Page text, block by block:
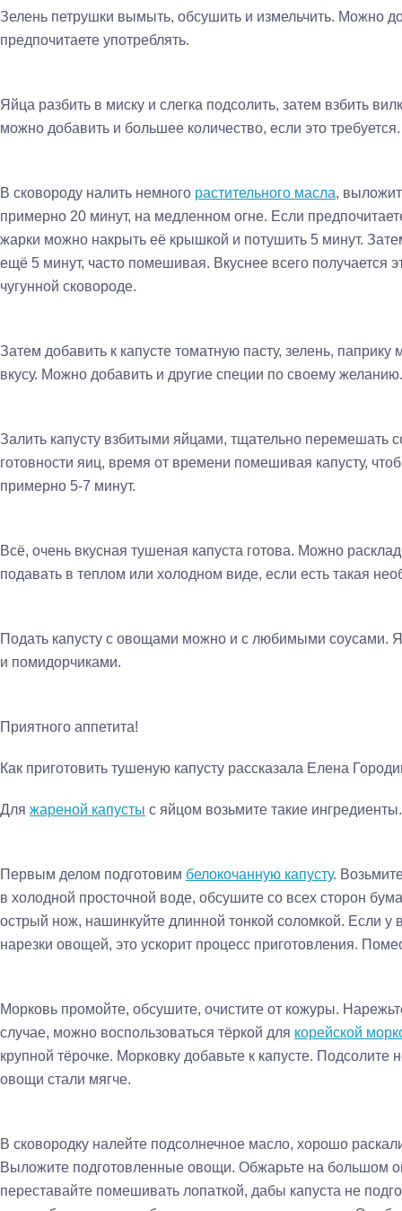
Зелень петрушки вымыть, обсушить и измельчить. Можно
предпочитаете употреблять.
Яйца разбить в миску и слегка подсолить, затем взбить
можно добавить и большее количество, если это требуется.
В сковороду налить немного растительного масла,
примерно 20 минут, на медленном огне. Если
жарки можно накрыть её крышкой и потушить 5 минут.
ещё 5 минут, часто помешивая. Вкуснее всего получается
чугунной сковороде.
Затем добавить к капусте томатную пасту, зелень,
вкусу. Можно добавить и другие специи по своему
Залить капусту взбитыми яйцами, тщательно перемешать
готовности яиц, время от времени помешивая капусту,
примерно 5-7 минут.
Всё, очень вкусная тушеная капуста готова. Можно
подавать в теплом или холодном виде, если есть такая
Подать капусту с овощами можно и с любимыми соусами.
и помидорчиками.
Приятного аппетита!
Как приготовить тушеную капусту рассказала Елена
Для жареной капусты с яйцом возьмите такие ингредиенты.
Первым делом подготовим белокочанную капусту.
в холодной просточной воде, обсушите со всех сторон
острый нож, нашинкуйте длинной тонкой соломкой. Если у
нарезки овощей, это ускорит процесс приготовления.
Морковь промойте, обсушите, очистите от кожуры.
случае, можно воспользоваться тёркой для корейской
крупной тёрочке. Морковку добавьте к капусте.
овощи стали мягче.
В сковородку налейте подсолнечное масло, хорошо
Выложите подготовленные овощи. Обжарьте на большом
переставайте помешивать лопаткой, дабы капуста не